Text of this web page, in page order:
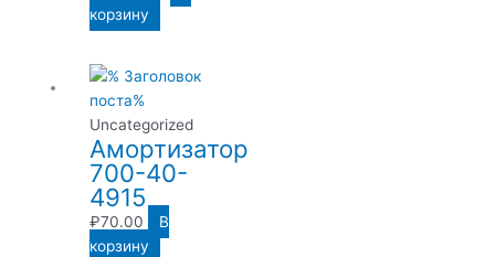
корзину
Uncategorized
Амортизатор
700-40-
4915
₽70.00
В
корзину